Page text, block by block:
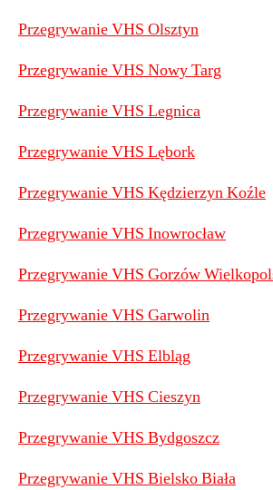
Przegrywanie VHS Olsztyn
Przegrywanie VHS Nowy Targ
Przegrywanie VHS Legnica
Przegrywanie VHS Lębork
Przegrywanie VHS Kędzierzyn Koźle
Przegrywanie VHS Inowrocław
Przegrywanie VHS Gorzów
Przegrywanie VHS Garwolin
Przegrywanie VHS Elbląg
Przegrywanie VHS Cieszyn
Przegrywanie VHS Bydgoszcz
Przegrywanie VHS Bielsko Biała